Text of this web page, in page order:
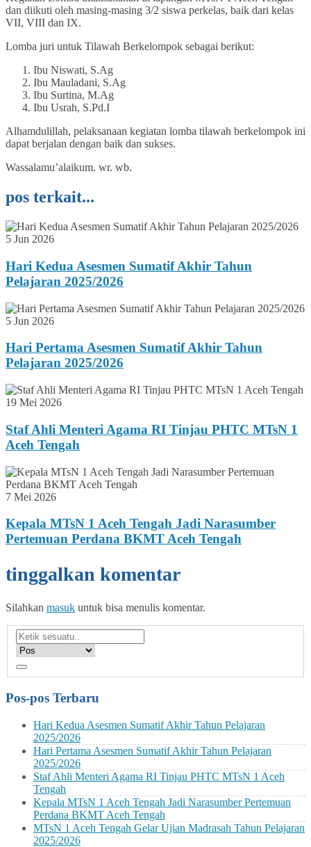
dan diikuti oleh masing-masing 3/2 siswa perkelas, baik dari kelas
VII, VIII dan IX.
Lomba juri untuk Tilawah Berkelompok sebagai berikut:
Ibu Niswati, S.Ag
Ibu Mauladani, S.Ag
Ibu Surtina, M.Ag
Ibu Usrah, S.Pd.I
Alhamdulillah, pelaksanaan kegiatan lomba tilawah berkelompok ini
dapat berjalan dengan baik dan sukses.
Wassalamu’alaikum. wr. wb.
pos terkait...
5 Jun 2026
Hari Kedua Asesmen Sumatif Akhir Tahun
Pelajaran 2025/2026
5 Jun 2026
Hari Pertama Asesmen Sumatif Akhir Tahun
Pelajaran 2025/2026
19 Mei 2026
Staf Ahli Menteri Agama RI Tinjau PHTC MTsN 1
Aceh Tengah
7 Mei 2026
Kepala MTsN 1 Aceh Tengah Jadi Narasumber
Pertemuan Perdana BKMT Aceh Tengah
tinggalkan komentar
Silahkan masuk untuk bisa menulis komentar.
Pos-pos Terbaru
Hari Kedua Asesmen Sumatif Akhir Tahun Pelajaran
2025/2026
Hari Pertama Asesmen Sumatif Akhir Tahun Pelajaran
2025/2026
Staf Ahli Menteri Agama RI Tinjau PHTC MTsN 1 Aceh
Tengah
Kepala MTsN 1 Aceh Tengah Jadi Narasumber Pertemuan
Perdana BKMT Aceh Tengah
MTsN 1 Aceh Tengah Gelar Ujian Madrasah Tahun Pelajaran
2025/2026